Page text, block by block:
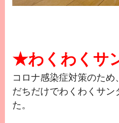
★わくわくサ
コロナ感染症対策のた
だちだけでわくわくサン
た。